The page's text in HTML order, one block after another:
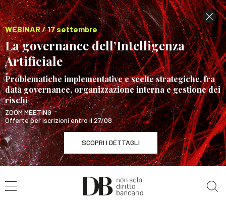
WEBINAR / 17 settembre
La governance dell’Intelligenza
Artificiale
Problematiche implementative e scelte strategiche, fra
data governance, organizzazione interna e gestione dei
rischi
ZOOM MEETING
Offerte per iscrizioni entro il 27/08
SCOPRI I DETTAGLI
WEBINAR / 17 settembre
La governance dell’Intelligenza Artificiale